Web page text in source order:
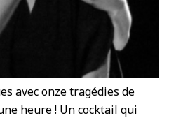
avec onze tragédies de
heure ! Un cocktail qui